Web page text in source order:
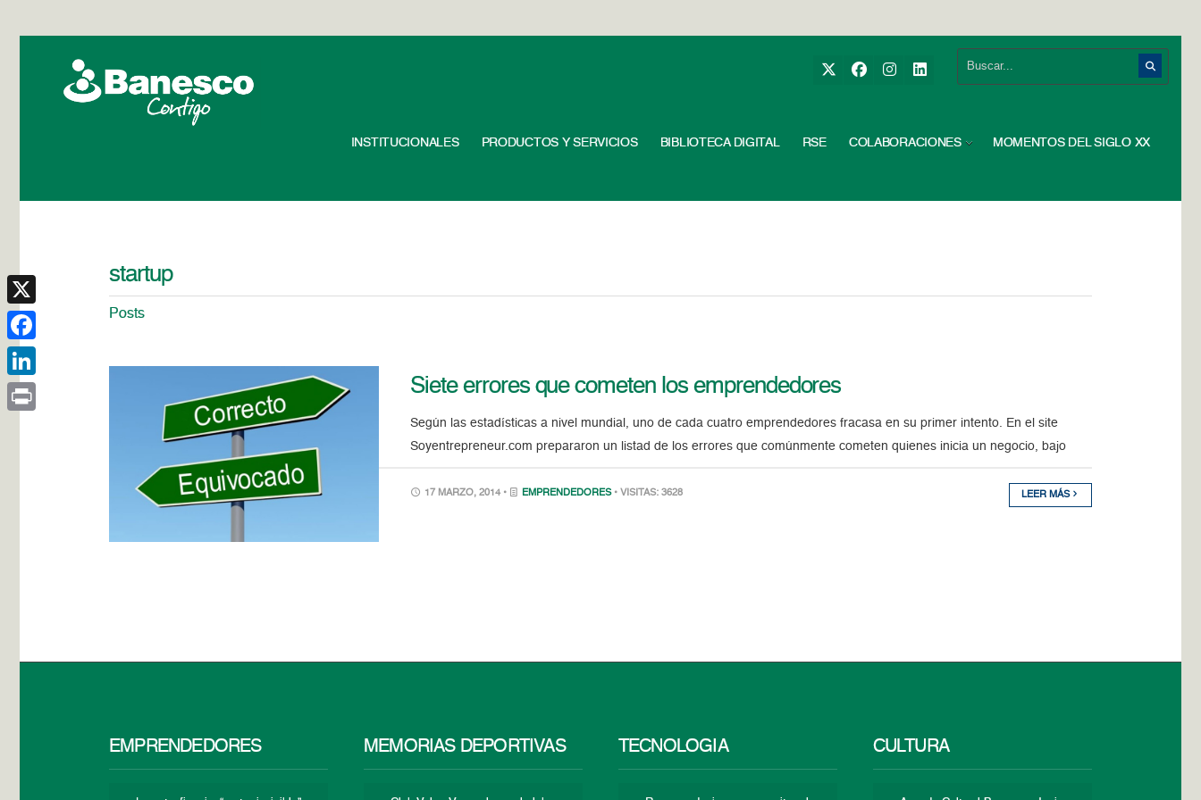
INSTITUCIONALES PRODUCTOS Y SERVICIOS BIBLIOTECA DIGITAL RSE COLABORACIONES MOMENTOS DEL SIGLO XX
startup
Posts
Siete errores que cometen los emprendedores
Según las estadísticas a nivel mundial, uno de cada cuatro emprendedores fracasa en su primer intento. En el site
Soyentrepreneur.com prepararon un listad de los errores que comúnmente cometen quienes inicia un negocio, bajo
17 MARZO, 2014 • EMPRENDEDORES • VISITAS: 3628 LEER MÁS
EMPRENDEDORES MEMORIAS DEPORTIVAS TECNOLOGÍA CULTURA
X
Facebook
LinkedIn